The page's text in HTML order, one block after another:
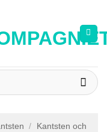
/
Kantsten och